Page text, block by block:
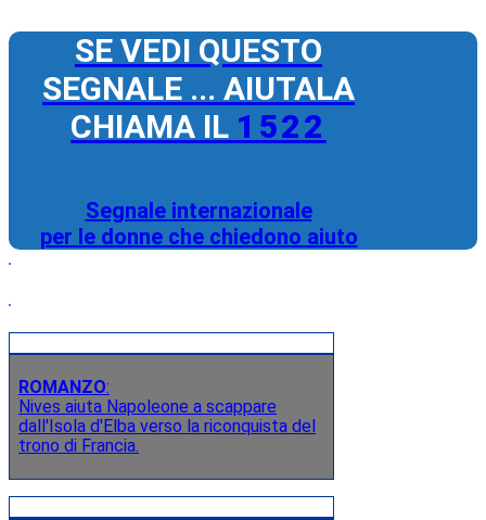
SE VEDI QUESTO
SEGNALE ... AIUTALA
CHIAMA IL 1522
Segnale internazionale
per le donne che chiedono aiuto
ROMANZO:
Nives aiuta Napoleone a scappare
dall'Isola d'Elba verso la riconquista del
trono di Francia.